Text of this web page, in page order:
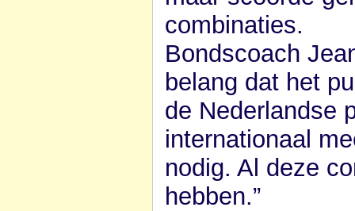
combinaties.
Bondscoach
belang dat het
de Nederlandse
internationaal
nodig. Al deze
hebben.”